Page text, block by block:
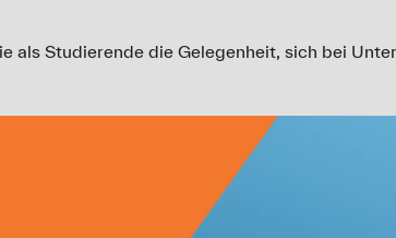
als Studierende die Gelegenheit, sich bei